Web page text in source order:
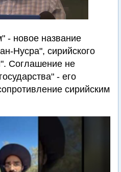
- новое название
Нусра", сирийского
Соглашение не
- его
сирийским